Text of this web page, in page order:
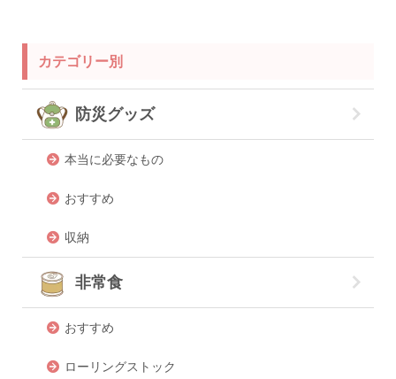
カテゴリー別
防災グッズ
本当に必要なもの
おすすめ
収納
非常食
おすすめ
ローリングストック